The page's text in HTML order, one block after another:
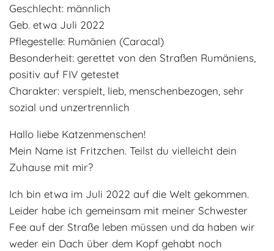
Mitglied werden
Eine Katze adoptieren
Interessentenbogen
Zuhause gesucht
Zuhause gefunden
Regenbogenbrücke
Adoptantenberichte
Infos rund um die Katze
Deine Hilfe
Kontakt
Interessentenbogen
Kontaktformular
FAQ
Blog
Geschlecht: männlich
Geb. etwa Juli 2022
Pflegestelle: Rumänien (Caracal)
Besonderheit: gerettet von den Straßen Rumäniens,
positiv auf FIV getestet
Charakter: verspielt, lieb, menschenbezogen, sehr
sozial und unzertrennlich
Hallo liebe Katzenmenschen!
Mein Name ist Fritzchen. Teilst du vielleicht dein
Zuhause mit mir?
Ich bin etwa im Juli 2022 auf die Welt gekommen.
Leider habe ich gemeinsam mit meiner Schwester
Fee auf der Straße leben müssen und da haben wir
weder ein Dach über dem Kopf gehabt noch